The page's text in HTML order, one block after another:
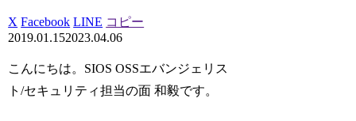
X Facebook LINE コピー
2019.01.152023.04.06
こんにちは。SIOS OSSエバンジェリス
ト/セキュリティ担当の面 和毅です。